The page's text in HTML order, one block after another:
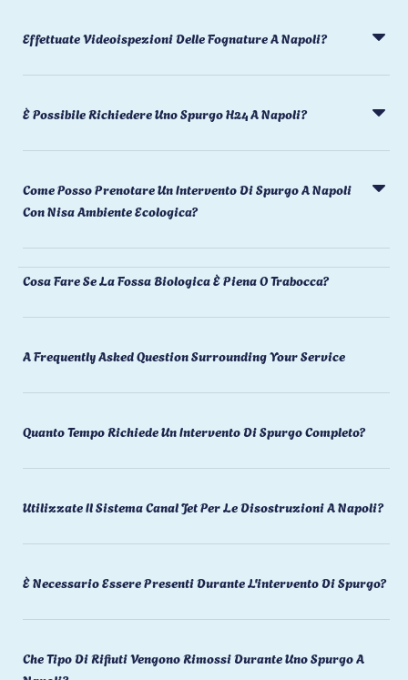
Effettuate Videoispezioni Delle Fognature A Napoli?
È Possibile Richiedere Uno Spurgo H24 A Napoli?
Come Posso Prenotare Un Intervento Di Spurgo A Napoli
Con Nisa Ambiente Ecologica?
Cosa Fare Se La Fossa Biologica È Piena O Trabocca?
A Frequently Asked Question Surrounding Your Service
Quanto Tempo Richiede Un Intervento Di Spurgo Completo?
Utilizzate Il Sistema Canal Jet Per Le Disostruzioni A Napoli?
È Necessario Essere Presenti Durante L'intervento Di Spurgo?
Che Tipo Di Rifiuti Vengono Rimossi Durante Uno Spurgo A